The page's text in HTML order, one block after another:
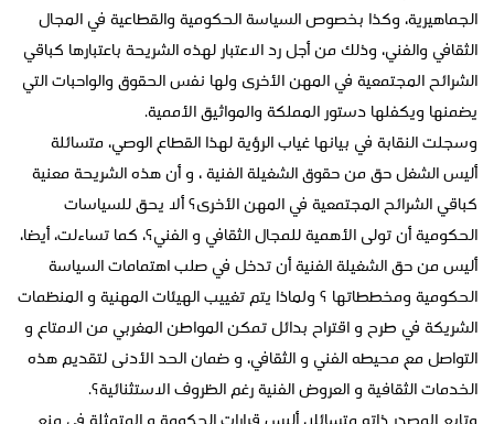
الجماهيرية، وكذا بخصوص السياسة الحكومية والقطاعية في المجال
الثقافي والفني، وذلك من أجل رد الاعتبار لهذه الشريحة باعتبارها كباقي
الشرائح المجتمعية في المهن الأخرى ولها نفس الحقوق والواحبات التي
يضمنها ويكفلها دستور المملكة والمواثيق الأممية.
وسجلت النقابة في بيانها غياب الرؤية لهذا القطاع الوصي، متسائلة
أليس الشغل حق من حقوق الشغيلة الفنية ، و أن هذه الشريحة معنية
كباقي الشرائح المجتمعية في المهن الأخرى؟ ألا يحق للسياسات
الحكومية أن تولى الأهمية للمجال الثقافي و الفني؟، كما تساءلت، أيضا،
أليس من حق الشغيلة الفنية أن تدخل في صلب اهتمامات السياسة
الحكومية ومخططاتها ؟ ولماذا يتم تغييب الهيئات المهنية و المنظمات
الشريكة في طرح و اقتراح بدائل تمكن المواطن المغربي من الامتاع و
التواصل مع محيطه الفني و الثقافي، و ضمان الحد الأدنى لتقديم هذه
الخدمات الثقافية و العروض الفنية رغم الظروف الاستثنائية؟.